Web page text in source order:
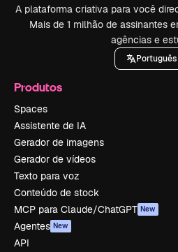
A plataforma criativa para você
Mais de 1 milhão de assinantes
agências e
Português
Produtos
Spaces
Assistente de IA
Gerador de imagens
Gerador de vídeos
Texto para voz
Conteúdo de stock
MCP para Claude/ChatGPT New
Agentes New
API